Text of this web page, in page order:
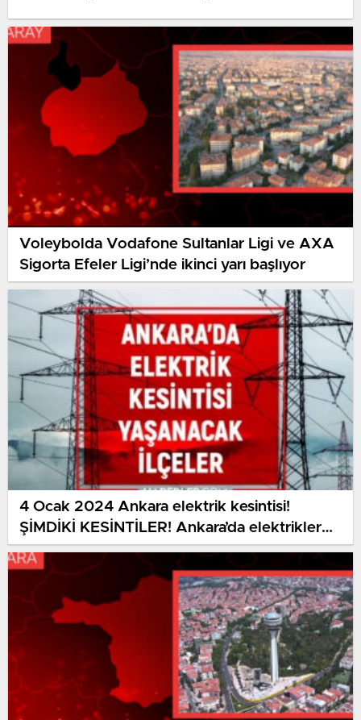
Voleybolda Vodafone Sultanlar Ligi ve AXA
Sigorta Efeler Ligi’nde ikinci yarı başlıyor
4 Ocak 2024 Ankara elektrik kesintisi!
ŞİMDİKİ KESİNTİLER! Ankara’da elektrikler
ne vakit gelecek?